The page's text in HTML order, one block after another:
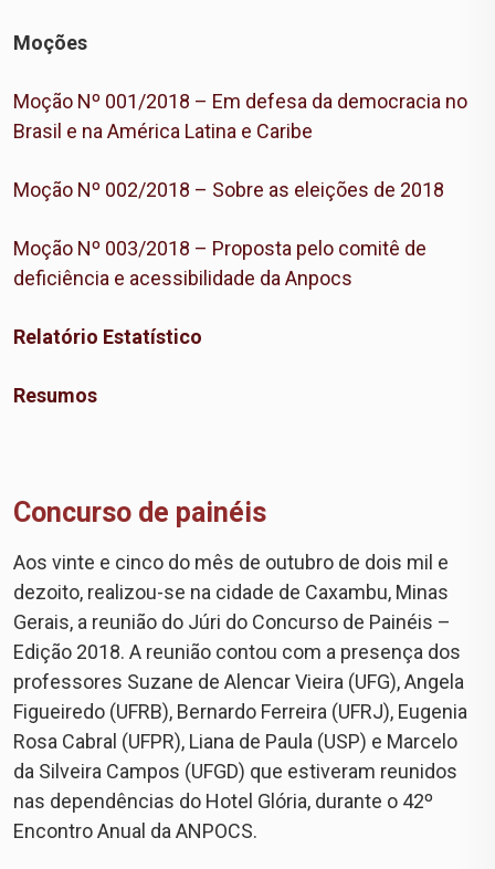
Moções
Moção Nº 001/2018 – Em defesa da democracia no
Brasil e na América Latina e Caribe
Moção Nº 002/2018 – Sobre as eleições de 2018
Moção Nº 003/2018 – Proposta pelo comitê de
deficiência e acessibilidade da Anpocs
Relatório Estatístico
Resumos
Concurso de painéis
Aos vinte e cinco do mês de outubro de dois mil e
dezoito, realizou-se na cidade de Caxambu, Minas
Gerais, a reunião do Júri do Concurso de Painéis –
Edição 2018. A reunião contou com a presença dos
professores Suzane de Alencar Vieira (UFG), Angela
Figueiredo (UFRB), Bernardo Ferreira (UFRJ), Eugenia
Rosa Cabral (UFPR), Liana de Paula (USP) e Marcelo
da Silveira Campos (UFGD) que estiveram reunidos
nas dependências do Hotel Glória, durante o 42º
Encontro Anual da ANPOCS.